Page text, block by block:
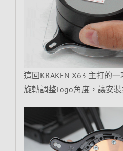
這回KRAKEN X63 主打的
旋轉調整Logo角度，讓安